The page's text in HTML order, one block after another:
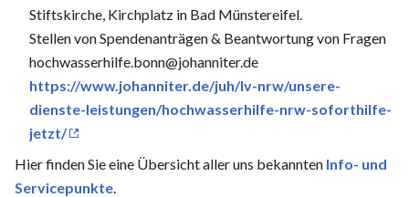
Stiftskirche, Kirchplatz in Bad Münstereifel.
Stellen von Spendenanträgen & Beantwortung von Fragen
hochwasserhilfe.bonn@johanniter.de
https://www.johanniter.de/juh/lv-nrw/unsere-
dienste-leistungen/hochwasserhilfe-nrw-soforthilfe-
jetzt/
Hier finden Sie eine Übersicht aller uns bekannten Info- und
Servicepunkte.